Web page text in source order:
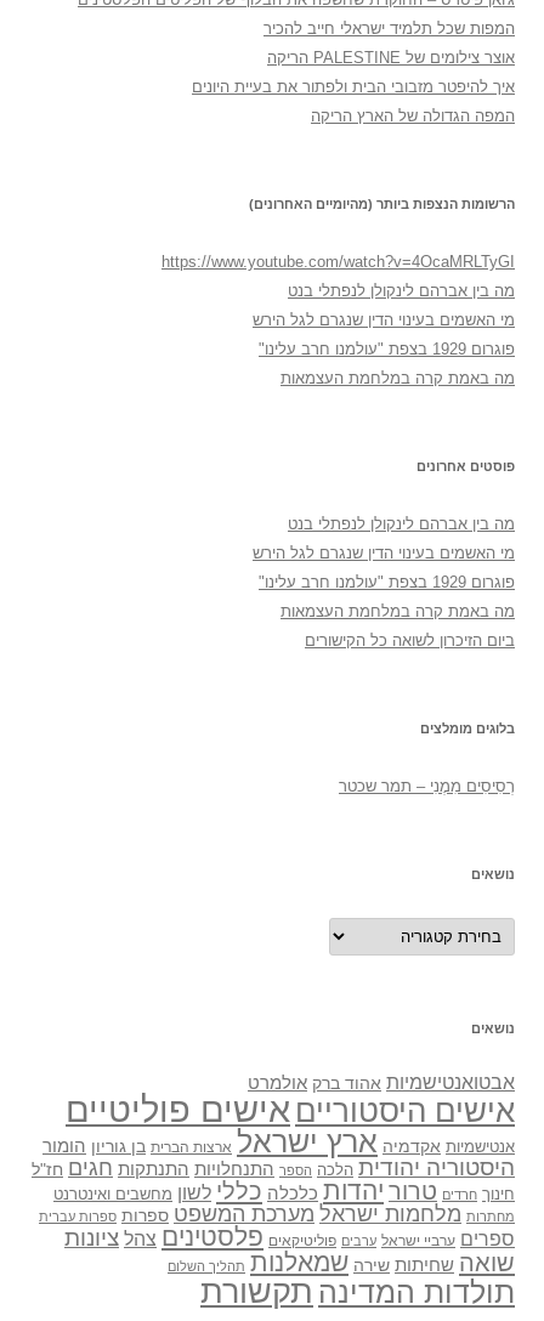
המפות שכל תלמיד ישראלי חייב להכיר
אוצר צילומים של PALESTINE הריקה
איך להיפטר מזבובי הבית ולפתור את בעיית היונים
המפה הגדולה של הארץ הריקה
הרשומות הנצפות ביותר (מהיומיים האחרונים)
https://www.youtube.com/watch?v=4OcaMRLTyGI
מה בין אברהם לינקולן לנפתלי בנט
מי האשמים בעינוי הדין שנגרם לגל הירש
פוגרום 1929 בצפת "עולמנו חרב עלינו"
מה באמת קרה במלחמת העצמאות
פוסטים אחרונים
מה בין אברהם לינקולן לנפתלי בנט
מי האשמים בעינוי הדין שנגרם לגל הירש
פוגרום 1929 בצפת "עולמנו חרב עלינו"
מה באמת קרה במלחמת העצמאות
ביום הזיכרון לשואה כל הקישורים
בלוגים מומלצים
רְסִיסִים מִמֶנִי – תמר שכטר
נושאים
נושאים
נושאים
אבטואנטישמיות אהוד ברק אולמרט
אישים היסטוריים אישים פוליטיים
אנטישמיות אקדמיה ארץ ישראל ארצות הברית בן גוריון הומור
היסטוריה יהודית הלכה הספר התנחלויות התנתקות חגים חז"ל
חינוך חרדים טרור יהדות כלכלה כללי לשון מחשבים ואינטרנט
מחתרות מלחמות ישראל מערכת המשפט ספרות ספרות עברית
ספרים ערביי ישראל ערבים פוליטיקאים פלסטינים צהל ציונות
שואה שחיתות שירה שמאלנות תהליך השלום
תולדות המדינה תקשורת